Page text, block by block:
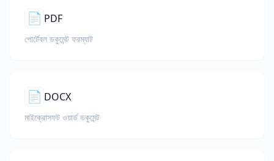
📄 PDF
পোর্টেবল ডকুমেন্ট ফরম্যাট
📄 DOCX
মাইক্রোসফট ওয়ার্ড ডকুমেন্ট